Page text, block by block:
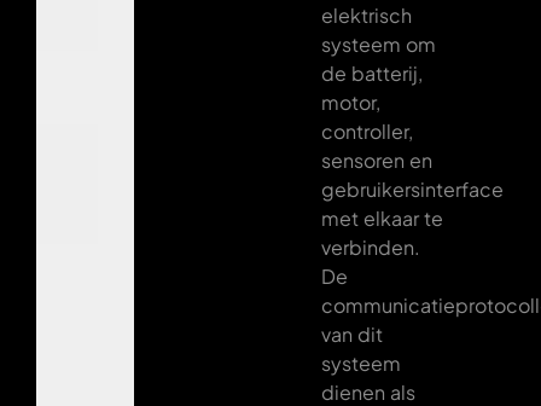
elektrisch
systeem om
de batterij,
motor,
controller,
sensoren en
gebruikersinterface
met elkaar te
verbinden.
De
van dit
systeem
dienen als